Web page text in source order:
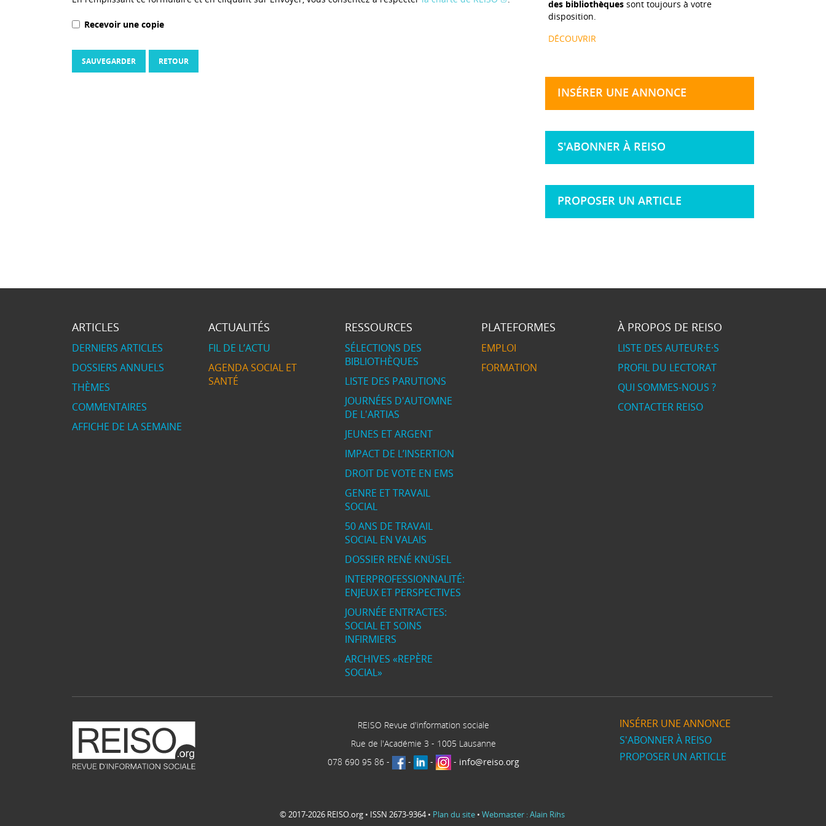
Recevoir une copie
SAUVEGARDER RETOUR
des bibliothèques sont toujours à votre
disposition.
DÉCOUVRIR
INSÉRER UNE ANNONCE
S'ABONNER À REISO
PROPOSER UN ARTICLE
ARTICLES
DERNIERS ARTICLES
DOSSIERS ANNUELS
THÈMES
COMMENTAIRES
AFFICHE DE LA SEMAINE
ACTUALITÉS
FIL DE L’ACTU
AGENDA SOCIAL ET
SANTÉ
RESSOURCES
SÉLECTIONS DES
BIBLIOTHÈQUES
LISTE DES PARUTIONS
JOURNÉES D'AUTOMNE
DE L'ARTIAS
JEUNES ET ARGENT
IMPACT DE L’INSERTION
DROIT DE VOTE EN EMS
GENRE ET TRAVAIL
SOCIAL
50 ANS DE TRAVAIL
SOCIAL EN VALAIS
DOSSIER RENÉ KNÜSEL
INTERPROFESSIONNALITÉ:
ENJEUX ET PERSPECTIVES
JOURNÉE ENTR’ACTES:
SOCIAL ET SOINS
INFIRMIERS
ARCHIVES «REPÈRE
SOCIAL»
PLATEFORMES
EMPLOI
FORMATION
À PROPOS DE REISO
LISTE DES AUTEUR·E·S
PROFIL DU LECTORAT
QUI SOMMES-NOUS ?
CONTACTER REISO
REISO Revue d'information sociale
Rue de l'Académie 3 - 1005 Lausanne
078 690 95 86 - - - - info@reiso.org
INSÉRER UNE ANNONCE
S'ABONNER À REISO
PROPOSER UN ARTICLE
© 2017-2026 REISO.org • ISSN 2673-9364 • Plan du site • Webmaster : Alain Rihs